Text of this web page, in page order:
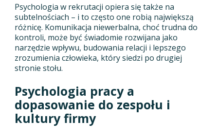
Psychologia w rekrutacji opiera się także na
subtelnościach – i to często one robią największą
różnicę. Komunikacja niewerbalna, choć trudna do
kontroli, może być świadomie rozwijana jako
narzędzie wpływu, budowania relacji i lepszego
zrozumienia człowieka, który siedzi po drugiej
stronie stołu.
Psychologia pracy a
dopasowanie do zespołu i
kultury firmy